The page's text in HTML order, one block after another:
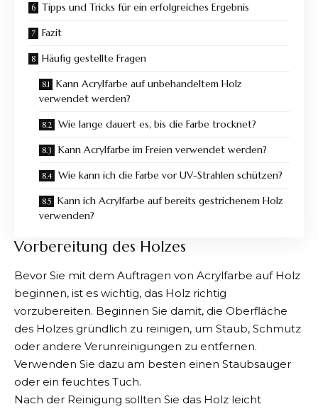
Tipps und Tricks für ein erfolgreiches Ergebnis
Fazit
Häufig gestellte Fragen
Kann Acrylfarbe auf unbehandeltem Holz
verwendet werden?
Wie lange dauert es, bis die Farbe trocknet?
Kann Acrylfarbe im Freien verwendet werden?
Wie kann ich die Farbe vor UV-Strahlen schützen?
Kann ich Acrylfarbe auf bereits gestrichenem Holz
verwenden?
Vorbereitung des Holzes
Bevor Sie mit dem Auftragen von Acrylfarbe auf Holz
beginnen, ist es wichtig, das Holz richtig
vorzubereiten. Beginnen Sie damit, die Oberfläche
des Holzes gründlich zu reinigen, um Staub, Schmutz
oder andere Verunreinigungen zu entfernen.
Verwenden Sie dazu am besten einen Staubsauger
oder ein feuchtes Tuch.
Nach der Reinigung sollten Sie das Holz leicht